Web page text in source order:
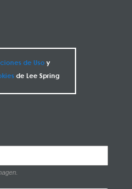
de Usoy
de Lee Spring